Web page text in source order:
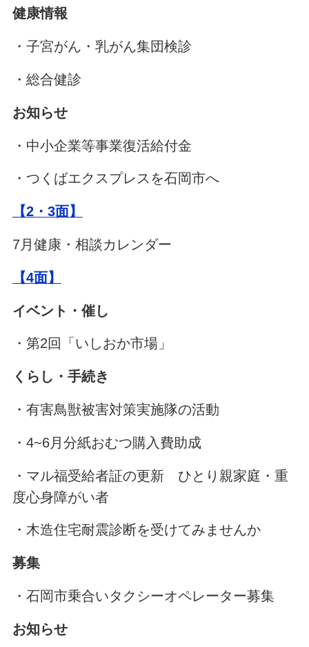
健康情報
・子宮がん・乳がん集団検診
・総合健診
お知らせ
・中小企業等事業復活給付金
・つくばエクスプレスを石岡市へ
【2・3面】
7月健康・相談カレンダー
【4面】
イベント・催し
・第2回「いしおか市場」
くらし・手続き
・有害鳥獣被害対策実施隊の活動
・4~6月分紙おむつ購入費助成
・マル福受給者証の更新 ひとり親家庭・重
度心身障がい者
・木造住宅耐震診断を受けてみませんか
募集
・石岡市乗合いタクシーオペレーター募集
お知らせ